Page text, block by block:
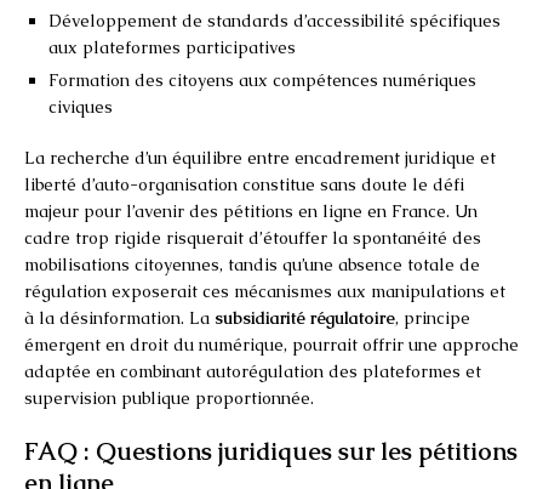
Développement de standards d’accessibilité spécifiques
aux plateformes participatives
Formation des citoyens aux compétences numériques
civiques
La recherche d’un équilibre entre encadrement juridique et
liberté d’auto-organisation constitue sans doute le défi
majeur pour l’avenir des pétitions en ligne en France. Un
cadre trop rigide risquerait d’étouffer la spontanéité des
mobilisations citoyennes, tandis qu’une absence totale de
régulation exposerait ces mécanismes aux manipulations et
à la désinformation. La subsidiarité régulatoire, principe
émergent en droit du numérique, pourrait offrir une approche
adaptée en combinant autorégulation des plateformes et
supervision publique proportionnée.
FAQ : Questions juridiques sur les pétitions